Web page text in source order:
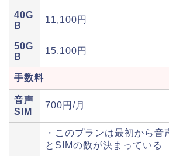
40G
B
11,100円
50G
B
15,100円
手数料
音声
SIM
700円/月
・このプランは最初から音
とSIMの数が決まっている